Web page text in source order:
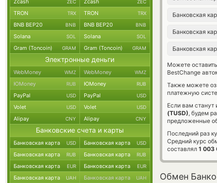
Банковская
Банковская
Банковская
Можете
BestChange
Также можете
платежную
Если вам
(TUSD), будем
предложенные
Последний раз
Средний курс
составлял 1 003
Обмен
Zcash ZEC Zcash ZEC
TRON TRX TRON TRX
BNB BEP20 BNB BNB BEP20 BNB
Solana SOL Solana SOL
Gram (Toncoin) GRAM Gram (Toncoin) GRAM
Электронные деньги
WebMoney WMZ WebMoney WMZ
ЮMoney RUB ЮMoney RUB
PayPal USD PayPal USD
Volet USD Volet USD
Alipay CNY Alipay CNY
Банковские счета и карты
Банковская карта USD Банковская карта USD
Банковская карта RUB Банковская карта RUB
Банковская карта EUR Банковская карта EUR
Банковская карта UAH Банковская карта UAH